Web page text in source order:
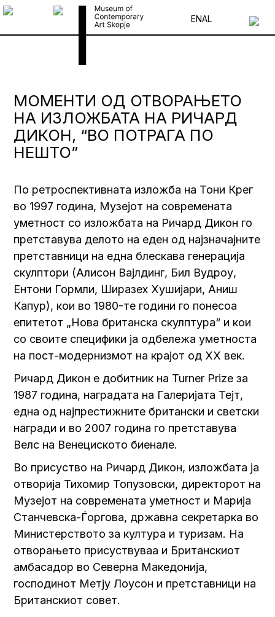
ENAL
МОМЕНТИ ОД ОТВОРАЊЕТО
НА ИЗЛОЖБАТА НА РИЧАРД
ДИКОН, “ВО ПОТРАГА ПО
НЕШТО”
По ретроспективната изложба на Тони Крег
во 1997 година, Музејот на современата
уметност со изложбата на Ричард Дикон го
претставува делото на еден од најзначајните
претставници на една блескава генерација
скулптори (Алисон Вајлдинг, Бил Вудроу,
Ентони Гормли, Ширазех Хушијари, Аниш
Капур), кои во 1980-те години го понесоа
епитетот „Нова британска скулптура“ и кои
со своите специфики ја одбележа уметноста
на пост-модернизмот на крајот од ХХ век.
Ричард Дикон е добитник на Turner Prize за
1987 година, наградата на Галеријата Тејт,
една од најпрестижните британски и светски
награди и во 2007 година го претставува
Велс на Венециското биенале.
Во присуство на Ричард Дикон, изложбата ја
отворија Тихомир Топузовски, директорот на
Музејот на современата уметност и Марија
Станчевска-Ѓоргова, државна секретарка во
Министерството за култура и туризам. На
отворањето присуствуваа и Британскиот
амбасадор во Северна Македонија,
господинот Метју Лоусон и претставници на
Британскиот совет.